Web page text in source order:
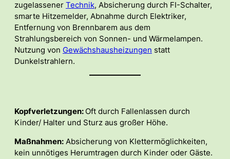
zugelassener Technik, Absicherung durch FI-Schalter,
smarte Hitzemelder, Abnahme durch Elektriker,
Entfernung von Brennbarem aus dem
Strahlungsbereich von Sonnen- und Wärmelampen.
Nutzung von Gewächshausheizungen statt
Dunkelstrahlern.
Kopfverletzungen: Oft durch Fallenlassen durch
Kinder/ Halter und Sturz aus großer Höhe.
Maßnahmen: Absicherung von Klettermöglichkeiten,
kein unnötiges Herumtragen durch Kinder oder Gäste.